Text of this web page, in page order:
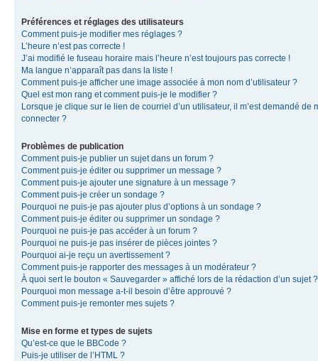
Préférences et réglages des utilisateurs
Comment puis-je modifier mes réglages ?
L’heure n’est pas correcte !
J’ai modifié le fuseau horaire mais l’heure n’est toujours pas correcte !
Ma langue n’apparaît pas dans la liste !
Comment puis-je afficher une image associée à mon nom d’utilisateur ?
Quel est mon rang et comment puis-je le modifier ?
Lorsque je clique sur le lien de courriel d’un utilisateur, il m’est demandé de
connecter ?
Problèmes de publication
Comment puis-je publier un sujet dans un forum ?
Comment puis-je éditer ou supprimer un message ?
Comment puis-je ajouter une signature à un message ?
Comment puis-je créer un sondage ?
Pourquoi ne puis-je pas ajouter plus d’options à un sondage ?
Comment puis-je éditer ou supprimer un sondage ?
Pourquoi ne puis-je pas accéder à un forum ?
Pourquoi ne puis-je pas insérer de pièces jointes ?
Pourquoi ai-je reçu un avertissement ?
Comment puis-je rapporter des messages à un modérateur ?
À quoi sert le bouton « Sauvegarder » affiché lors de la rédaction d’un sujet ?
Pourquoi mon message a-t-il besoin d’être approuvé ?
Comment puis-je remonter mes sujets ?
Mise en forme et types de sujets
Qu’est-ce que le BBCode ?
Puis-je utiliser de l’HTML ?